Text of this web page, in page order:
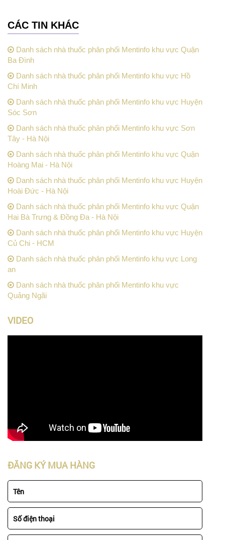
CÁC TIN KHÁC
Danh sách nhà thuốc phân phối Mentinfo khu vực Quận
Ba Đình
Danh sách nhà thuốc phân phối Mentinfo khu vực Hồ
Chí Minh
Danh sách nhà thuốc phân phối Mentinfo khu vực Huyện
Sóc Sơn
Danh sách nhà thuốc phân phối Mentinfo khu vực Sơn
Tây - Hà Nội
Danh sách nhà thuốc phân phối Mentinfo khu vực Quận
Hoàng Mai - Hà Nội
Danh sách nhà thuốc phân phối Mentinfo khu vực Huyện
Hoài Đức - Hà Nội
Danh sách nhà thuốc phân phối Mentinfo khu vực Quận
Hai Bà Trưng & Đồng Đa - Hà Nội
Danh sách nhà thuốc phân phối Mentinfo khu vực Huyện
Củ Chi - HCM
Danh sách nhà thuốc phân phối Mentinfo khu vực Long
an
Danh sách nhà thuốc phân phối Mentinfo khu vực
Quảng Ngãi
VIDEO
ĐĂNG KÝ MUA HÀNG